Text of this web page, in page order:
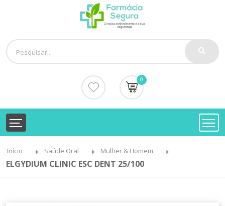
0
Início Saúde Oral Mulher & Homem
ELGYDIUM CLINIC ESC DENT 25/100